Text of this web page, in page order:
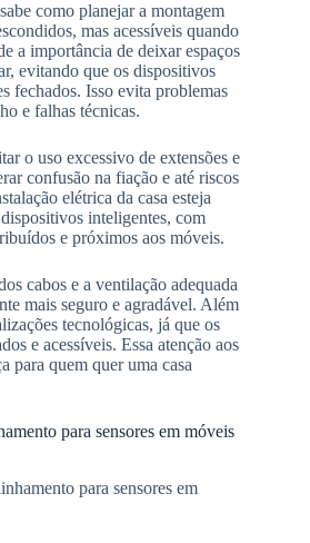
como planejar a montagem
mas acessíveis quando
a importância de deixar espaços
evitando que os dispositivos
fechados. Isso evita problemas
e falhas técnicas.
o uso excessivo de extensões e
confusão na fiação e até riscos
elétrica da casa esteja
inteligentes, com
e próximos aos móveis.
cabos e a ventilação adequada
mais seguro e agradável. Além
tecnológicas, já que os
e acessíveis. Essa atenção aos
para quem quer uma casa
para sensores em móveis